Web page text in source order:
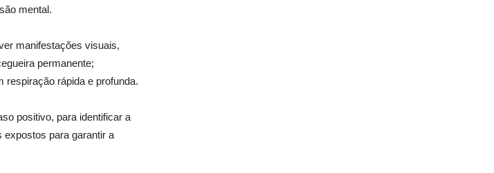
mental.
manifestações visuais,
permanente;
respiração rápida e profunda.
positivo, para identificar a
para garantir a